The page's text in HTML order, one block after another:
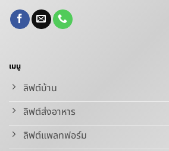
เมนู
ลิฟต์บ้าน
ลิฟต์ส่งอาหาร
ลิฟต์แพลทฟอร์ม